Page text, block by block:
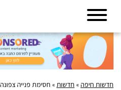
חדשות חיפה» חדשות» חסימת פנייה